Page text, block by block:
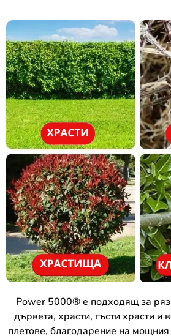
Power 5000® е подходящ за
дървета, храсти, гъсти храсти и
плетове, благодарение на мощния